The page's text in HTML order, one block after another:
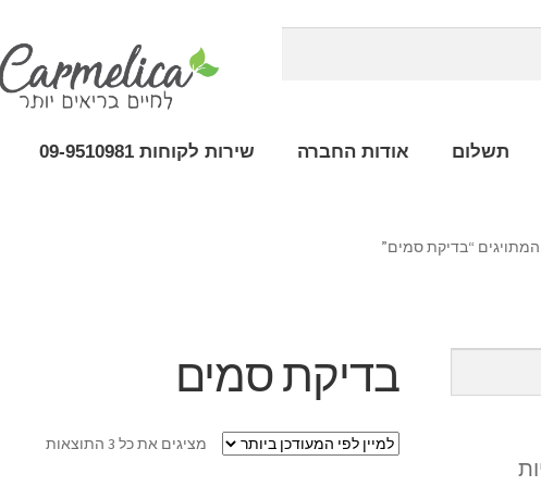
תשלום אודות החברה שירות לקוחות 09-9510981
“בדיקת סמים”
בדיקת סמים
מציגים את כל ⁦3⁩ התוצאות